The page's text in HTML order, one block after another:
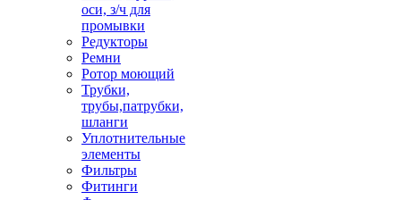
оси, з/ч для
промывки
Редукторы
Ремни
Ротор моющий
Трубки,
трубы,патрубки,
шланги
Уплотнительные
элементы
Фильтры
Фитинги